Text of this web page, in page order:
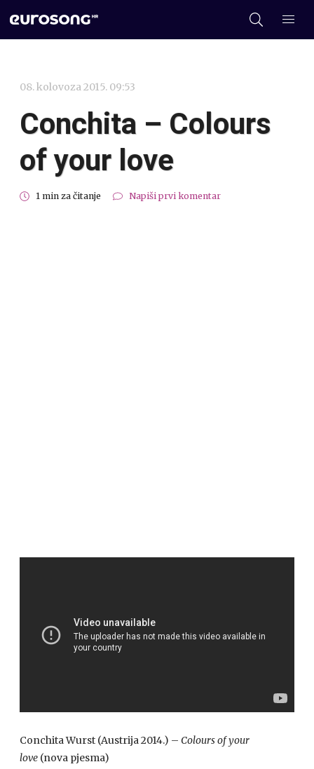
08. kolovoza 2015. 09:53
Conchita – Colours
of your love
1 min za čitanje Napiši prvi komentar
Conchita Wurst (Austrija 2014.) – Colours of your
love (nova pjesma)